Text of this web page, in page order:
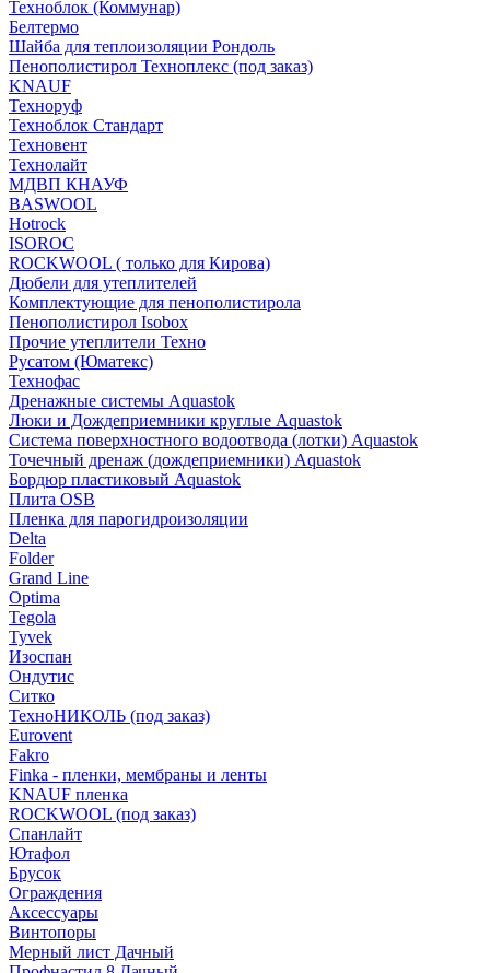
Техноблок (Коммунар)
Белтермо
Шайба для теплоизоляции Рондоль
Пенополистирол Техноплекс (под заказ)
KNАUF
Технoруф
Техноблок Стандарт
Техновент
Технолайт
МДВП КНАУФ
BASWOOL
Hotrock
ISOROC
ROCKWOOL ( только для Кирова)
Дюбели для утеплителей
Комплектующие для пенополистирола
Пенополистирол Isobox
Прочие утеплители Техно
Русатом (Юматекс)
Технофас
Дренажные системы Aquastok
Люки и Дождеприемники круглые Aquastok
Система поверхностного водоотвода (лотки) Aquastok
Точечный дренаж (дождеприемники) Aquastok
Бордюр пластиковый Aquastok
Плита OSB
Пленка для парогидроизоляции
Delta
Folder
Grand Line
Optima
Tegola
Tyvek
Изоспан
Ондутис
Ситко
ТехноНИКОЛЬ (под заказ)
Eurovent
Fakro
Finka - пленки, мембраны и ленты
KNAUF пленка
ROCKWOOL (под заказ)
Спанлайт
Ютафол
Брусок
Ограждения
Аксессуары
Винтопоры
Мерный лист Дачный